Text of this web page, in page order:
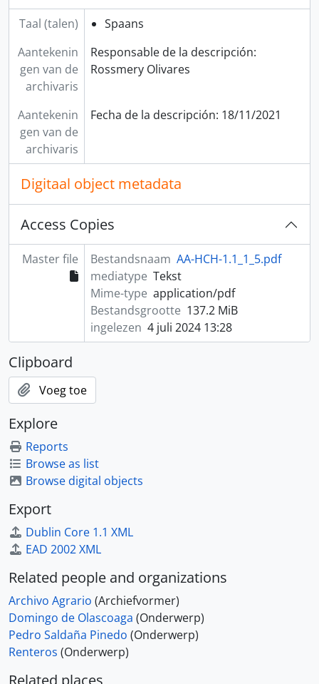
Taal (talen)
Spaans
Aantekenin
gen van de
archivaris
Responsable de la descripción:
Rossmery Olivares
Aantekenin
gen van de
archivaris
Fecha de la descripción: 18/11/2021
Digitaal object metadata
Access Copies
Master file Bestandsnaam AA-HCH-1.1_1_5.pdf
mediatype Tekst
Mime-type application/pdf
Bestandsgrootte 137.2 MiB
ingelezen 4 juli 2024 13:28
Clipboard
Voeg toe
Explore
Reports
Browse as list
Browse digital objects
Export
Dublin Core 1.1 XML
EAD 2002 XML
Related people and organizations
Archivo Agrario (Archiefvormer)
Domingo de Olascoaga (Onderwerp)
Pedro Saldaña Pinedo (Onderwerp)
Renteros (Onderwerp)
Related places